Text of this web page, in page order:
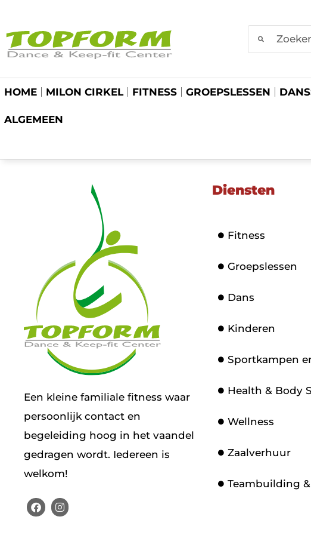
HOME MILON CIRKEL FITNESS GROEPSLESSEN
ALGEMEEN
Een kleine familiale fitness waar
persoonlijk contact en
begeleiding hoog in het vaandel
gedragen wordt. Iedereen is
welkom!
Diensten
Fitness
Groepslessen
Dans
Kinderen
Sportkampen
Health & Body
Wellness
Zaalverhuur
Teambuilding